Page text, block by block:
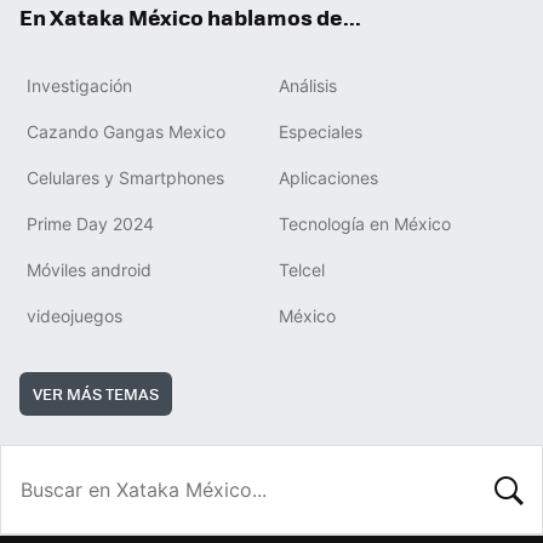
En Xataka México hablamos de...
Investigación Análisis
Cazando Gangas Mexico Especiales
Celulares y Smartphones Aplicaciones
Prime Day 2024 Tecnología en México
Móviles android Telcel
videojuegos México
VER MÁS TEMAS